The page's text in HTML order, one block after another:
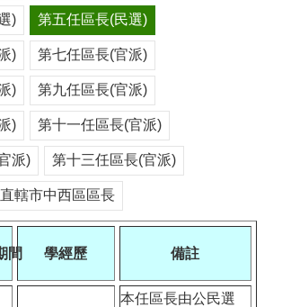
) 第五任區長(民選)
) 第七任區長(官派)
) 第九任區長(官派)
) 第十一任區長(官派)
派) 第十三任區長(官派)
直轄市中西區區長
間 學經歷 備註
本任區長由公民選